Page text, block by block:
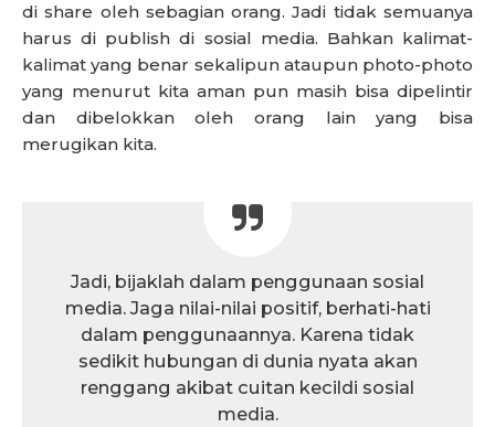
di share oleh sebagian orang. Jadi tidak semuanya
harus di publish di sosial media. Bahkan kalimat-
kalimat yang benar sekalipun ataupun photo-photo
yang menurut kita aman pun masih bisa dipelintir
dan dibelokkan oleh orang lain yang bisa
merugikan kita.
Jadi, bijaklah dalam penggunaan sosial
media. Jaga nilai-nilai positif, berhati-hati
dalam penggunaannya. Karena tidak
sedikit hubungan di dunia nyata akan
renggang akibat cuitan kecildi sosial
media.